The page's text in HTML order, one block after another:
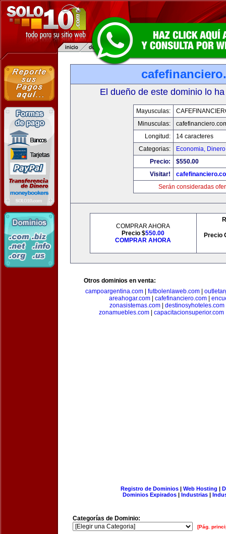
El dueño de este dominio lo
Mayusculas:
Minusculas:
Longitud:
14 caracteres
Categorias:
Economia,
Precio:
$550.00
Visitar!
Serán consideradas
COMPRAR AHORA
Precio $550.00
COMPRAR AHORA
Precio
Otros dominios en venta:
campoargentina.com| futbolenlaweb.com|
areahogar.com| cafefinanciero.com|
zonasistemas.com| destinosyhoteles.com
zonamuebles.com| capacitacionsuperior.com
Registro de Dominios| Web Hosting |
Dominios Expirados | Industrias |
Categorías de Dominio:
[Pág.